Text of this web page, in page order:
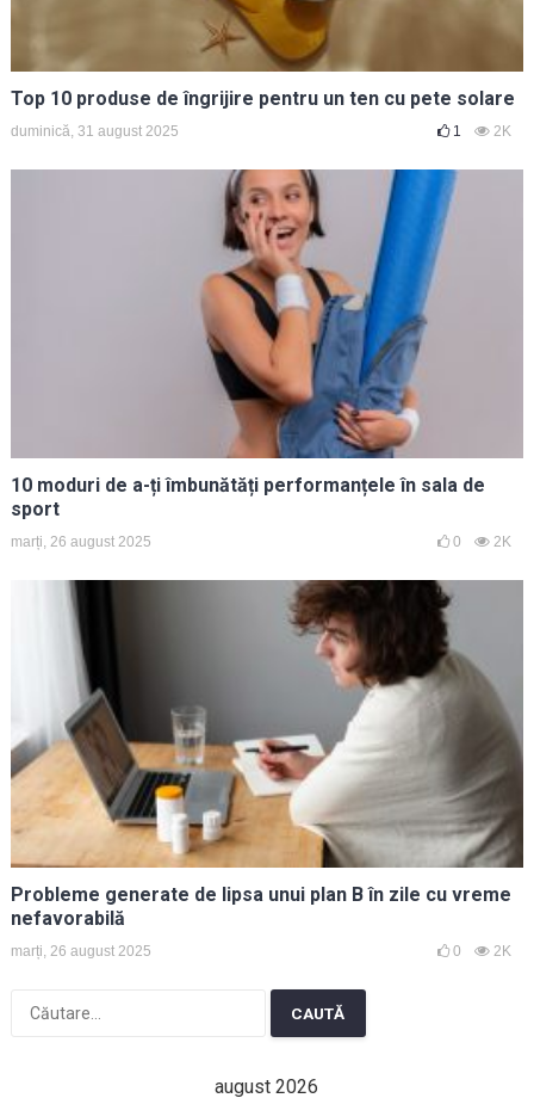
Top 10 produse de îngrijire pentru un ten cu pete solare
duminică, 31 august 2025 1 2K
10 moduri de a-ți îmbunătăți performanțele în sala de
sport
marți, 26 august 2025 0 2K
Probleme generate de lipsa unui plan B în zile cu vreme
nefavorabilă
marți, 26 august 2025 0 2K
Caută
august 2026